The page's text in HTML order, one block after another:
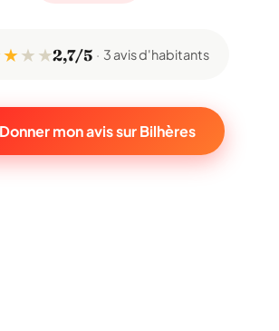
★★ ★2,7/5 3 avis d'habitants
Donner mon avis sur Bilhères